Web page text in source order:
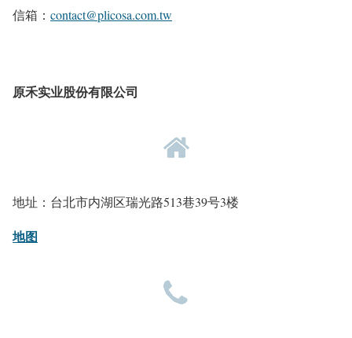
信箱： contact@plicosa.com.tw
原禾实业股份有限公司
地址：台北市内湖区瑞光路513巷39号3楼
地图